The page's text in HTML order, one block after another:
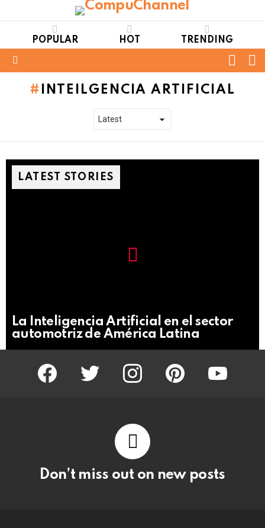
POPULAR HOT TRENDING
INTEILGENCIA ARTIFICIAL
LATEST STORIES
La Inteligencia Artificial en el sector
automotriz de América Latina
facebook twitter instagram pinterest youtube
Don’t miss out on new posts